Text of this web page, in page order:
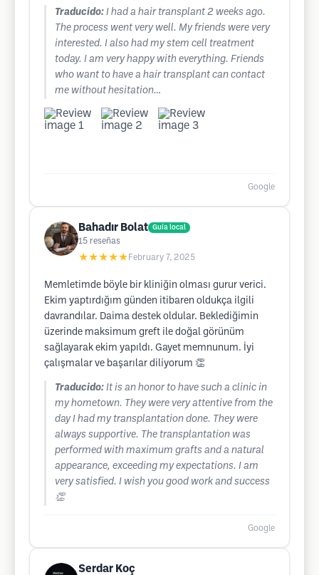
Traducido: I had a hair transplant 2 weeks ago.
The process went very well. My friends were very
interested. I also had my stem cell treatment
today. I am very happy with everything. Friends
who want to have a hair transplant can contact
me without hesitation…
Google
Bahadır Bolat Guía local
15 reseñas
★★★★★ February 7, 2025
Memletimde böyle bir kliniğin olması gurur verici.
Ekim yaptırdığım günden itibaren oldukça ilgili
davrandılar. Daima destek oldular. Beklediğimin
üzerinde maksimum greft ile doğal görünüm
sağlayarak ekim yapıldı. Gayet memnunum. İyi
çalışmalar ve başarılar diliyorum 👏
Traducido: It is an honor to have such a clinic in
my hometown. They were very attentive from the
day I had my transplantation done. They were
always supportive. The transplantation was
performed with maximum grafts and a natural
appearance, exceeding my expectations. I am
very satisfied. I wish you good work and success
👏
Google
Serdar Koç